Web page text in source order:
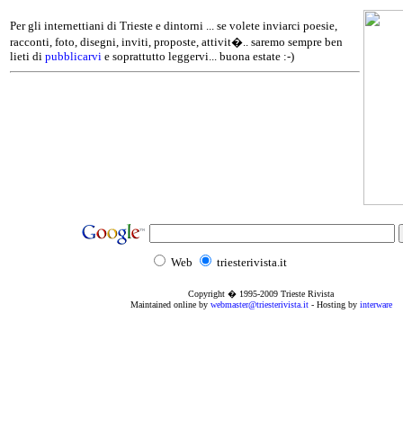
Per gli internettiani di Trieste e dintorni ... se volete inviarci poesie,
racconti, foto, disegni, inviti, proposte, attivit�.. saremo sempre ben
lieti di pubblicarvi e soprattutto leggervi... buona estate :-)
Web triesterivista.it
Copyright � 1995-2009 Trieste Rivista
Maintained online by webmaster@triesterivista.it- Hosting by interware